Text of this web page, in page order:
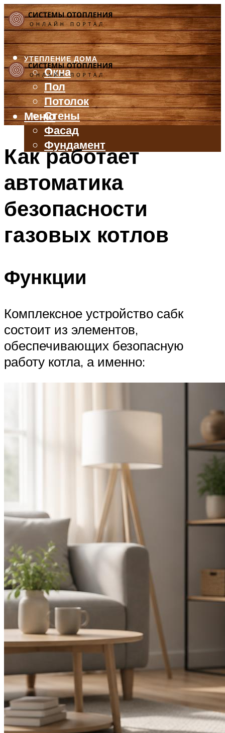
УТЕПЛЕНИЕ ДОМА
Окна
Пол
Потолок
Стены
Фасад
Фундамент
БАЛКОН И ЛОДЖИЯ
ВЕНТИЛЯЦИЯ
ТРУБЫ
Меню
Меню
Как работает
автоматика
безопасности
газовых котлов
Функции
Комплексное устройство сабк
состоит из элементов,
обеспечивающих безопасную
работу котла, а именно: